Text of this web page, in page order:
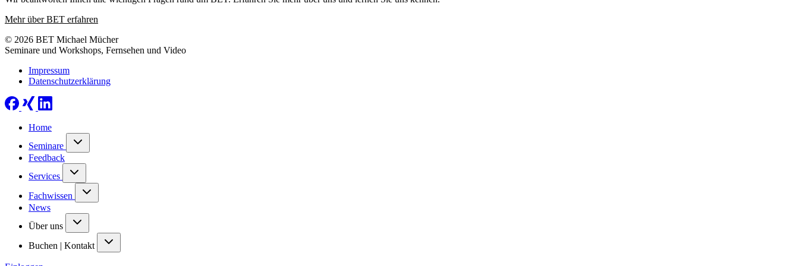
Mehr über BET erfahren
© 2026 BET Michael Mücher
Seminare und Workshops, Fernsehen und Video
Impressum
Datenschutzerklärung
Home
Seminare
Feedback
Services
Fachwissen
News
Über uns
Buchen | Kontakt